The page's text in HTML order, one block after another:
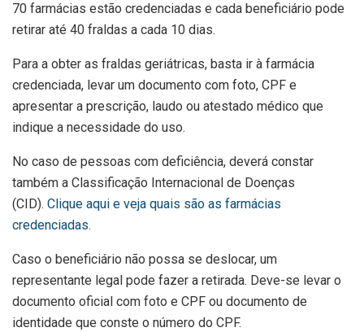
70 farmácias estão credenciadas e cada beneficiário pode
retirar até 40 fraldas a cada 10 dias.
Para a obter as fraldas geriátricas, basta ir à farmácia
credenciada, levar um documento com foto, CPF e
apresentar a prescrição, laudo ou atestado médico que
indique a necessidade do uso.
No caso de pessoas com deficiência, deverá constar
também a Classificação Internacional de Doenças
(CID). Clique aqui e veja quais são as farmácias
credenciadas.
Caso o beneficiário não possa se deslocar, um
representante legal pode fazer a retirada. Deve-se levar o
documento oficial com foto e CPF ou documento de
identidade que conste o número do CPF.